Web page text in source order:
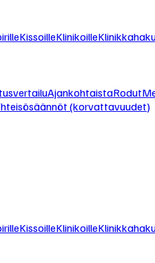
KissoilleKlinikoille
AjankohtaistaRodut
(korvattavuudet)
KissoilleKlinikoille